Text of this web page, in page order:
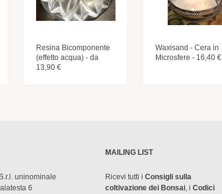
Resina Bicomponente
(effetto acqua) - da
13,90 €
Waxisand - Cera in
Microsfere - 16,40 €
uninominale
6
MAILING LIST
Ricevi tutti i Consigli sulla
coltivazione dei Bonsai, i Codici